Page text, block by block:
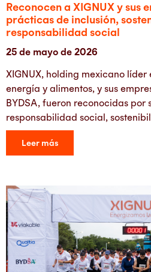
Reconocen a XIGNUX y sus
prácticas de inclusión,
responsabilidad social
25 de mayo de 2026
XIGNUX, holding mexicano líder
energía y alimentos, y sus
BYDSA, fueron reconocidas por
responsabilidad social,
Leer más